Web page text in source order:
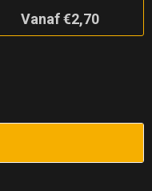
Vanaf €2,70